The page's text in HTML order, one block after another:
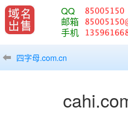
QQ
邮箱
手机
四字母.com.cn